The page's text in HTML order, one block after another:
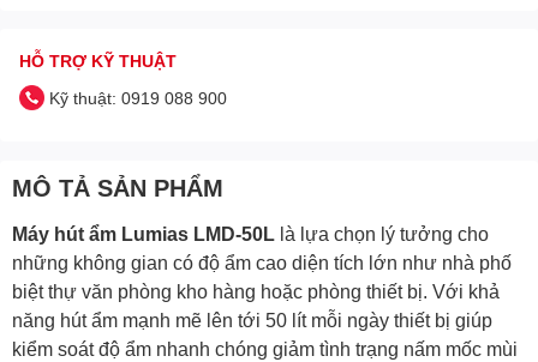
HỖ TRỢ KỸ THUẬT
Kỹ thuật: 0919 088 900
MÔ TẢ SẢN PHẨM
Máy hút ẩm Lumias LMD-50L là lựa chọn lý tưởng cho
những không gian có độ ẩm cao diện tích lớn như nhà phố
biệt thự văn phòng kho hàng hoặc phòng thiết bị. Với khả
năng hút ẩm mạnh mẽ lên tới 50 lít mỗi ngày thiết bị giúp
kiểm soát độ ẩm nhanh chóng giảm tình trạng nấm mốc mùi